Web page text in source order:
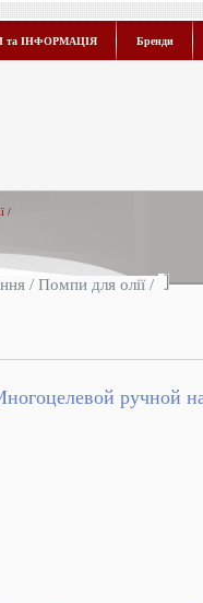
та ІНФОРМАЦІЯ Бренди
/
/ Помпи для олії /
ручной